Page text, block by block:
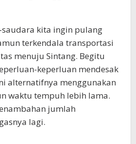
saudara kita ingin pulang
terkendala transportasi
menuju Sintang. Begitu
keperluan mendesak
alternatifnya menggunakan
waktu tempuh lebih lama.
jumlah
lagi.